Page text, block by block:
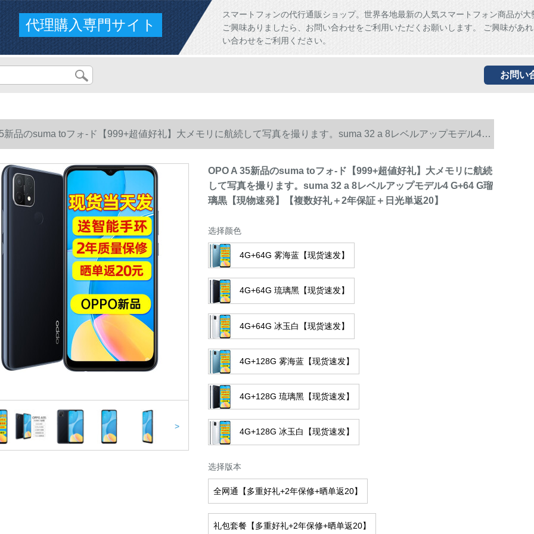
代理購入専門サイト
スマートフォンの代行通販ショップ。世界各地最新の人気スマートフォン商品が大
ご興味ありましたら、お問い合わせをご利用いただくお願いします。 ご興味があ
い合わせをご利用ください。
お問い
新品のsuma toフォ-ド【999+超値好礼】大メモリに航続して写真を撮ります。suma 32 a 8レベルアップモデル4
黒【現物速発】【複数好礼＋2年保証＋日光単返20】
>
OPO A 35新品のsuma toフォ-ド【999+超値好礼】大メモリに航続
して写真を撮ります。suma 32 a 8レベルアップモデル4 G+64 G瑠
璃黒【現物速発】【複数好礼＋2年保証＋日光単返20】
选择颜色
4G+64G 雾海蓝【现货速发】
4G+64G 琉璃黑【现货速发】
4G+64G 冰玉白【现货速发】
4G+128G 雾海蓝【现货速发】
4G+128G 琉璃黑【现货速发】
4G+128G 冰玉白【现货速发】
选择版本
全网通【多重好礼+2年保修+晒单返20】
礼包套餐【多重好礼+2年保修+晒单返20】